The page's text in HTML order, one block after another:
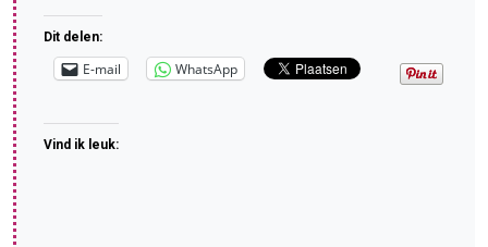
Dit delen:
E-mail WhatsApp
Vind ik leuk: